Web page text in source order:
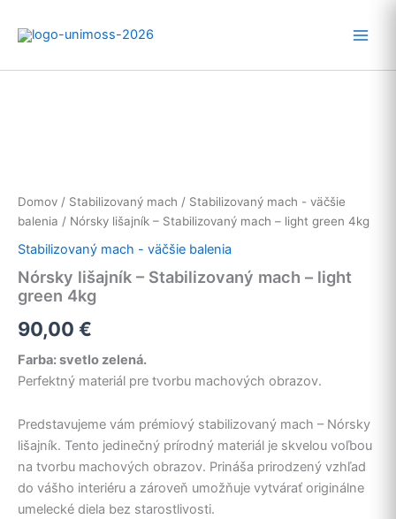
Domov / Stabilizovaný mach / Stabilizovaný mach - väčšie
balenia / Nórsky lišajník – Stabilizovaný mach – light green 4kg
Stabilizovaný mach - väčšie balenia
Nórsky lišajník – Stabilizovaný mach – light
green 4kg
90,00 €
Farba: svetlo zelená.
Perfektný materiál pre tvorbu machových obrazov.
Predstavujeme vám prémiový stabilizovaný mach – Nórsky
lišajník. Tento jedinečný prírodný materiál je skvelou voľbou
na tvorbu machových obrazov. Prináša prirodzený vzhľad
do vášho interiéru a zároveň umožňuje vytvárať originálne
umelecké diela bez starostlivosti.